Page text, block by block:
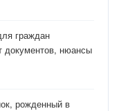
граждан
документов, нюансы
рожденный в